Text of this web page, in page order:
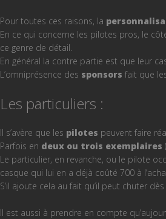
Pour toutes ces raisons, la
En ce qui concerne les pilotes pros, le
ce genre de détail.
En général la contre partie est que leur
L’omniprésence des sponsors fait que
Les particuliers :
Il s’avère que les pilotes peuvent faire
Parfois en deux ou trois exemplaires
Le particulier, en revanche, ou le pilote
casque qui lui en a déjà coûté 700 à
S’il ajoute cela au fait qu’il peut chuter
Il est aussi à prendre en compte